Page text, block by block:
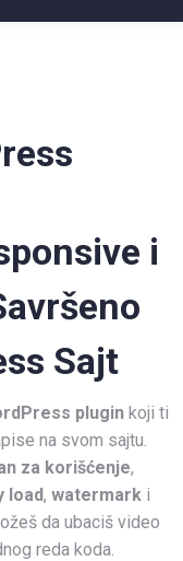
i
Sajt
plugin koji ti
na svom sajtu.
za korišćenje,
load, watermark i
da ubaciš video
reda koda.